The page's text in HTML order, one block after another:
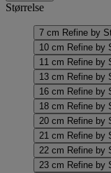
Størrelse
7 cm Refine by
10 cm Refine by
11 cm Refine by
13 cm Refine by
16 cm Refine by
18 cm Refine by
20 cm Refine by
21 cm Refine by
22 cm Refine by
23 cm Refine by